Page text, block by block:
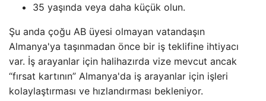
35 yaşında veya daha küçük olun.
Şu anda çoğu AB üyesi olmayan vatandaşın
Almanya'ya taşınmadan önce bir iş teklifine ihtiyacı
var. İş arayanlar için halihazırda vize mevcut ancak
“fırsat kartının” Almanya'da iş arayanlar için işleri
kolaylaştırması ve hızlandırması bekleniyor.